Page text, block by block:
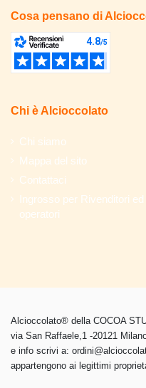
Cosa pensano di
Chi è Alcioccolato
Chi siamo
Mappa del sito
Contattaci
Ingrosso per Rivenditori ed
operatori
Alcioccolato® della COCOA
via San Raffaele,1 -20121
e info scrivi a:
appartengono ai legittimi